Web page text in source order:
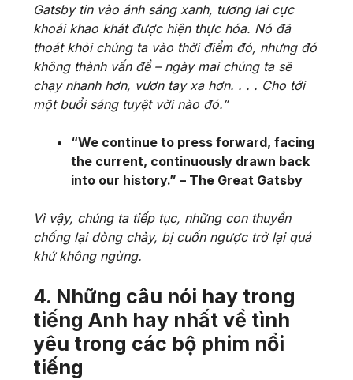
Gatsby tin vào ánh sáng xanh, tương lai cực
khoái khao khát được hiện thực hóa. Nó đã
thoát khỏi chúng ta vào thời điểm đó, nhưng đó
không thành vấn đề – ngày mai chúng ta sẽ
chạy nhanh hơn, vươn tay xa hơn. . . . Cho tới
một buổi sáng tuyệt vời nào đó.”
“We continue to press forward, facing
the current, continuously drawn back
into our history.” – The Great Gatsby
Vì vậy, chúng ta tiếp tục, những con thuyền
chống lại dòng chảy, bị cuốn ngược trở lại quá
khứ không ngừng.
4. Những câu nói hay trong
tiếng Anh hay nhất về tình
yêu trong các bộ phim nổi
tiếng